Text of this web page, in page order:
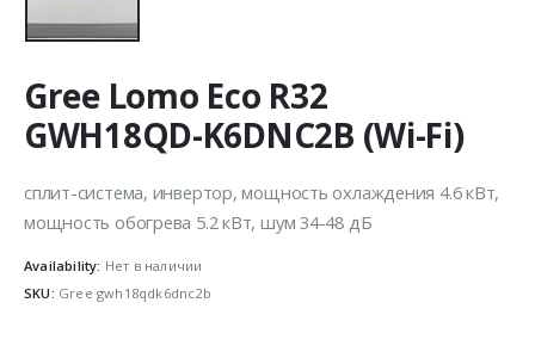
Gree Lomo Eco R32
GWH18QD-K6DNC2B (Wi-Fi)
сплит-система, инвертор, мощность охлаждения 4.6 кВт,
мощность обогрева 5.2 кВт, шум 34-48 дБ
Availability: Нет в наличии
SKU: Gree gwh18qdk6dnc2b